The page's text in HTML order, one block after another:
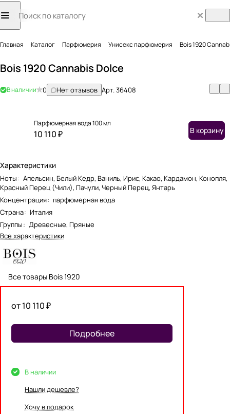
Главная Каталог Парфюмерия Унисекс парфюмерия Bois 1920
Bois 1920 Cannabis Dolce
В наличии 0 Нет отзывов Арт.36408
Парфюмерная вода 100 мл
10 110 ₽ В корзину
Характеристики
Ноты: Апельсин, Белый Кедр, Ваниль, Ирис, Какао, Кардамон, Конопля,
Красный Перец (Чили), Пачули, Черный Перец, Янтарь
Концентрация: парфюмерная вода
Страна: Италия
Группы: Древесные, Пряные
Все характеристики
Все товары Bois 1920
от 10 110 ₽
Подробнее
В наличии
Нашли дешевле?
Хочу в подарок